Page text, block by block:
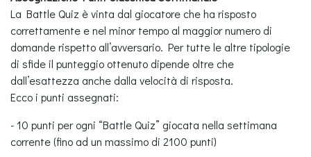
La Battle Quiz è vinta dal giocatore che ha risposto
correttamente e nel minor tempo al maggior numero di
domande rispetto all’avversario. Per tutte le altre tipologie
di sfide il punteggio ottenuto dipende oltre che
dall’esattezza anche dalla velocità di risposta.
Ecco i punti assegnati:
- 10 punti per ogni “Battle Quiz” giocata nella settimana
corrente (fino ad un massimo di 2100 punti)